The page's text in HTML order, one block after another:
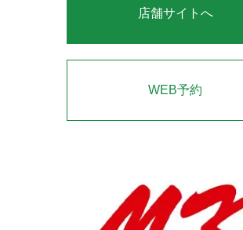
店舗サイトへ
WEB予約